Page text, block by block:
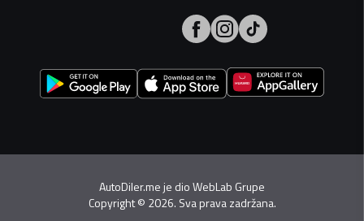
AutoDiler.me je dioWebLab Grupe
Copyright© 2026. Sva prava zadržana.